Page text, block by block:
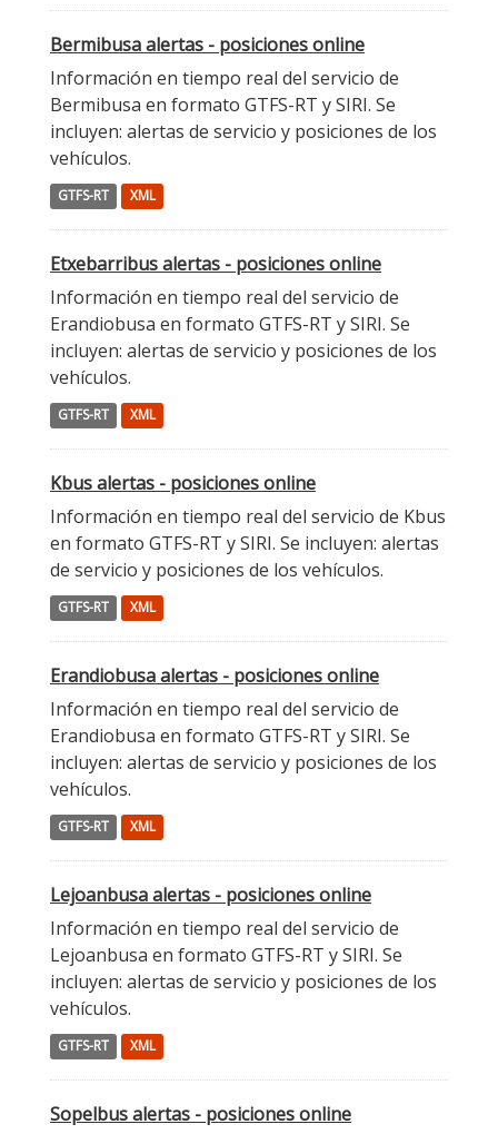
Bermibusa alertas - posiciones online
Información en tiempo real del servicio de
Bermibusa en formato GTFS-RT y SIRI. Se
incluyen: alertas de servicio y posiciones de los
vehículos.
GTFS-RT XML
Etxebarribus alertas - posiciones online
Información en tiempo real del servicio de
Erandiobusa en formato GTFS-RT y SIRI. Se
incluyen: alertas de servicio y posiciones de los
vehículos.
GTFS-RT XML
Kbus alertas - posiciones online
Información en tiempo real del servicio de Kbus
en formato GTFS-RT y SIRI. Se incluyen: alertas
de servicio y posiciones de los vehículos.
GTFS-RT XML
Erandiobusa alertas - posiciones online
Información en tiempo real del servicio de
Erandiobusa en formato GTFS-RT y SIRI. Se
incluyen: alertas de servicio y posiciones de los
vehículos.
GTFS-RT XML
Lejoanbusa alertas - posiciones online
Información en tiempo real del servicio de
Lejoanbusa en formato GTFS-RT y SIRI. Se
incluyen: alertas de servicio y posiciones de los
vehículos.
GTFS-RT XML
Sopelbus alertas - posiciones online